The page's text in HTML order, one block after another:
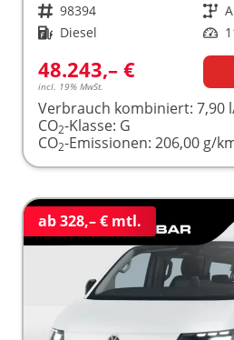
Fahrzeugnr. 98394 Getriebe
Kraftstoff Diesel Leistung
48.243,– €
incl. 19% MwSt.
Verbrauch kombiniert: 7,90
CO2-Klasse: G
CO2-Emissionen: 206,00 g/
ab 328,– € mtl.